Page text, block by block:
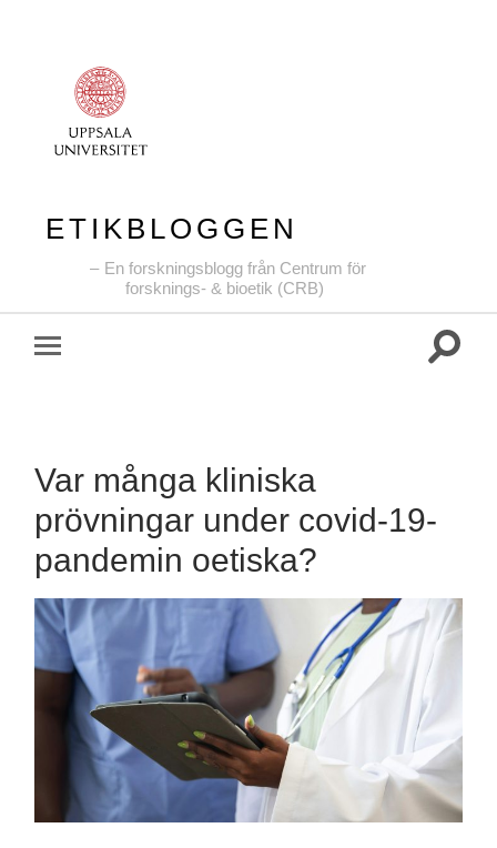
ETIKBLOGGEN
En forskningsblogg från Centrum för
forsknings- & bioetik (CRB)
Slå
Var många kliniska
prövningar under covid-19-
pandemin oetiska?